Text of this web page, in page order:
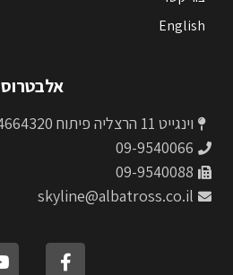
English
אלבטרוס
וינגייט 11 הרצליה פיתוח 4664320
09-9540066
09-9540088
skyline@albatross.co.il